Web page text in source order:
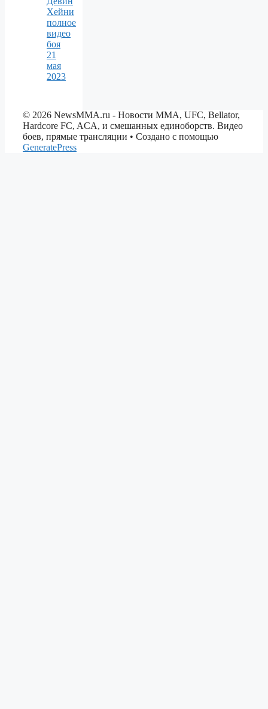
Хейни
полное
видео
боя
21
мая
2023
© 2026 NewsMMA.ru - Новости ММА, UFC, Bellator,
Hardcore FC, ACA, и смешанных единоборств. Видео
боев, прямые трансляции • Создано с помощью
GeneratePress